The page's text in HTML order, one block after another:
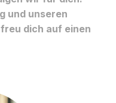
und unseren
dich auf einen